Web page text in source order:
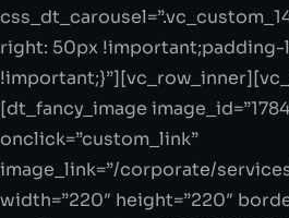
right: 50px
[dt_fancy_image
onclick=”custom_link”
image_link=”/corporate/
width=”220″ height=”220″